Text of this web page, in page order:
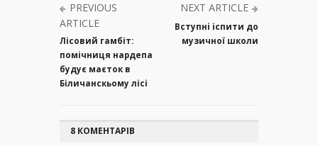
PREVIOUS
ARTICLE
Лісовий гамбіт:
помічниця нардепа
будує маєток в
Біличанскьому лісі
NEXT ARTICLE
Вступні іспити до
музичної школи
8 КОМЕНТАРІВ